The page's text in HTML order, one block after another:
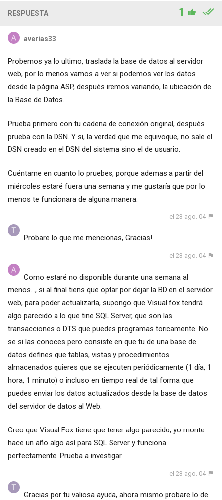
RESPUESTA 1
averias33
Probemos ya lo ultimo, traslada la base de datos al servidor
web, por lo menos vamos a ver si podemos ver los datos
desde la página ASP, después iremos variando, la ubicación de
la Base de Datos.
Prueba primero con tu cadena de conexión original, después
prueba con la DSN. Y si, la verdad que me equivoque, no sale el
DSN creado en el DSN del sistema sino el de usuario.
Cuéntame en cuanto lo pruebes, porque ademas a partir del
miércoles estaré fuera una semana y me gustaría que por lo
menos te funcionara de alguna manera.
el 23 ago. 04
Probare lo que me mencionas, Gracias!
el 23 ago. 04
Como estaré no disponible durante una semana al
menos..., si al final tiens que optar por dejar la BD en el servidor
web, para poder actualizarla, supongo que Visual fox tendrá
algo parecido a lo que tine SQL Server, que son las
transacciones o DTS que puedes programas toricamente. No
se si las conoces pero consiste en que tu de una base de
datos defines que tablas, vistas y procedimientos
almacenados quieres que se ejecuten periódicamente (1 día, 1
hora, 1 minuto) o incluso en tiempo real de tal forma que
puedes enviar los datos actualizados desde la base de datos
del servidor de datos al Web.
Creo que Visual Fox tiene que tener algo parecido, yo monte
hace un año algo así para SQL Server y funciona
perfectamente. Prueba a investigar
el 23 ago. 04
Gracias por tu valiosa ayuda, ahora mismo probare lo de